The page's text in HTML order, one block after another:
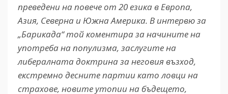
преведени на повече от 20 езика в Европа,
Азия, Северна и Южна Америка. В интервю за
„Барикада“ той коментира за начините на
употреба на популизма, заслугите на
либералната доктрина за неговия възход,
екстремно десните партии като ловци на
страхове, новите утопии на бъдещето,